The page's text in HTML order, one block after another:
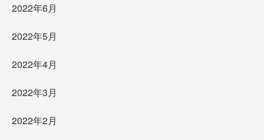
2022年6月
2022年5月
2022年4月
2022年3月
2022年2月